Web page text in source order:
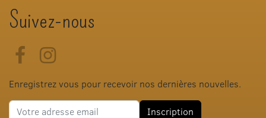
Suivez-nous
FacebookInstagram
Enregistrez vous pour recevoir nos dernières nouvelles.
Adresse e-mail
Inscription